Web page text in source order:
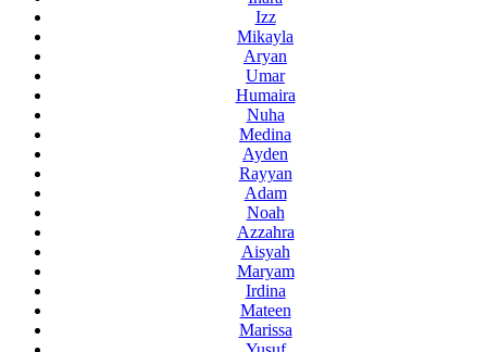
Izz
Mikayla
Aryan
Umar
Humaira
Nuha
Medina
Ayden
Rayyan
Adam
Noah
Azzahra
Aisyah
Maryam
Irdina
Mateen
Marissa